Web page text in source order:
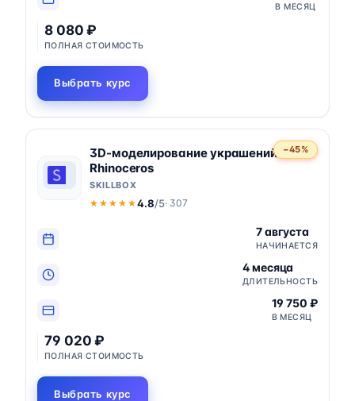
В МЕСЯЦ
8 080 ₽
ПОЛНАЯ СТОИМОСТЬ
Выбрать курс
−45%
3D-моделирование украшений в
Rhinoceros
SKILLBOX
★★★★★
★★★★★4.8/5· 307
7 августа
НАЧИНАЕТСЯ
4 месяца
ДЛИТЕЛЬНОСТЬ
19 750 ₽
В МЕСЯЦ
79 020 ₽
ПОЛНАЯ СТОИМОСТЬ
Выбрать курс